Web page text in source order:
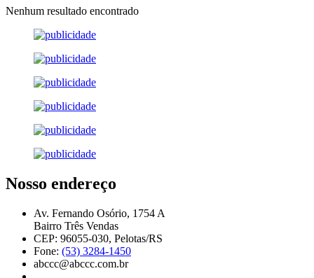
Nenhum resultado encontrado
Nosso endereço
Av. Fernando Osório, 1754 A
Bairro Três Vendas
CEP: 96055-030, Pelotas/RS
Fone: (53) 3284-1450
abccc@abccc.com.br